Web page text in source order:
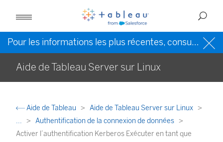
Pour les informations les plus récentes, consultez l’
Aide de Tableau Server sur Linux
Aide de Tableau
Aide de Tableau Server sur Linux
...
Authentification de la connexion de données
Activer l’authentification Kerberos Exécuter en tant que